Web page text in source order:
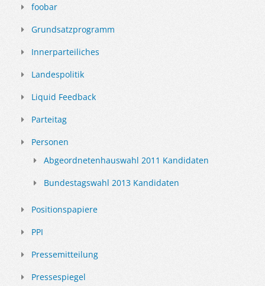
foobar
Grundsatzprogramm
Innerparteiliches
Landespolitik
Liquid Feedback
Parteitag
Personen
Abgeordnetenhauswahl 2011 Kandidaten
Bundestagswahl 2013 Kandidaten
Positionspapiere
PPI
Pressemitteilung
Pressespiegel